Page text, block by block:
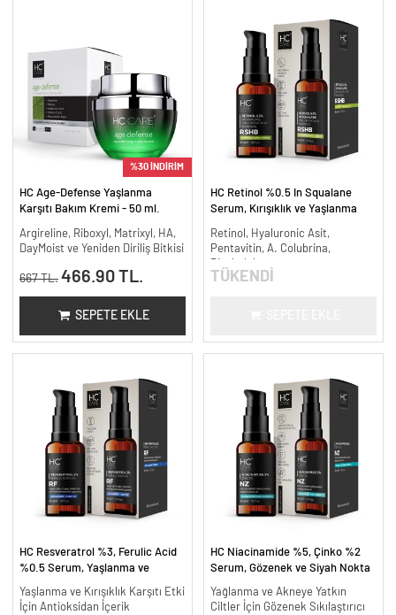
%30 İNDİRİM
HC Age-Defense Yaşlanma
Karşıtı Bakım Kremi - 50 ml.
Argireline, Riboxyl, Matrixyl, HA,
DayMoist ve Yeniden Diriliş Bitkisi
667 TL. 466.90 TL.
SEPETE EKLE
HC Retinol %0.5 In Squalane
Serum, Kırışıklık ve Yaşlanma
Retinol, Hyaluronic Asit,
Pentavitin, A. Colubrina,
Bisabolol
TÜKENDİ
HC Resveratrol %3, Ferulic Acid
%0.5 Serum, Yaşlanma ve
Yaşlanma ve Kırışıklık Karşıtı Etki
İçin Antioksidan İçerik
HC Niacinamide %5, Çinko %2
Serum, Gözenek ve Siyah Nokta
30 ml.
Yağlanma ve Akneye Yatkın
Ciltler İçin Gözenek Sıkılaştırıcı